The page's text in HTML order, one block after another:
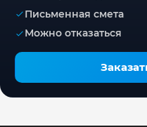
Письменная смета
Можно отказаться